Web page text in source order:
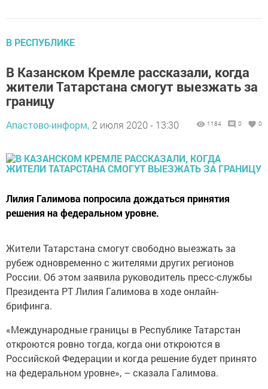
В РЕСПУБЛИКЕ
В Казанском Кремле рассказали, когда
жители Татарстана смогут выезжать за
границу
Апастово-информ, 2 июля 2020 - 13:30 1184 0 0
Лилия Галимова попросила дождаться принятия
решения на федеральном уровне.
Жители Татарстана смогут свободно выезжать за
рубеж одновременно с жителями других регионов
России. Об этом заявила руководитель пресс-службы
Президента РТ Лилия Галимова в ходе онлайн-
брифинга.
«Международные границы в Республике Татарстан
откроются ровно тогда, когда они откроются в
Российской Федерации и когда решение будет принято
на федеральном уровне», – сказала Галимова.